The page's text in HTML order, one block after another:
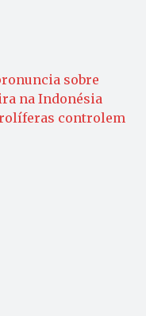
sobre
na Indonésia
controlem